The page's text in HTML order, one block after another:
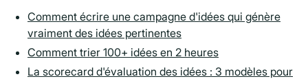
Comment écrire une campagne d'idées qui génère
vraiment des idées pertinentes
Comment trier 100+ idées en 2 heures
La scorecard d'évaluation des idées : 3 modèles pour